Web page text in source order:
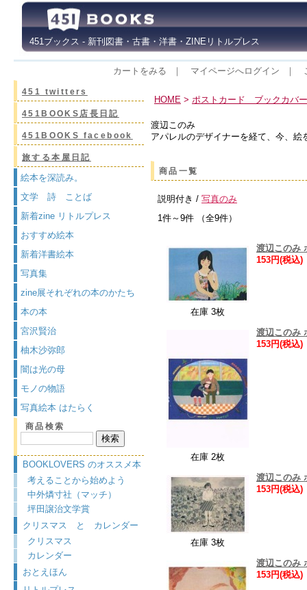
451ブックス - 新刊図書・古書・洋書・ZINEリトルプレス
カートをみる ｜ マイページへログイン ｜
451 twitters
451BOOKS店長日記
451BOOKS facebook
旅する本屋日記
絵本を深読み。
文学 詩 ことば
新着zine リトルプレス
おすすめ絵本
新着洋書絵本
写真集
zine展それぞれの本のかたち
本の本
宮沢賢治
柚木沙弥郎
闇は光の母
モノの物語
写真絵本 はたらく
商品検索
BOOKLOVERS のオススメ本
考えることから始めよう
中外燐寸社（マッチ）
坪田譲治文学賞
クリスマス と カレンダー
クリスマス
カレンダー
おとえほん
HOME > ポストカード ブックカバ
渡辺このみ
アパレルのデザイナーを経て、今、絵
商品一覧
説明付き / 写真のみ
1件～9件 （全9件）
在庫 3枚
渡辺この
153円(税込)
在庫 2枚
渡辺この
153円(税込)
在庫 3枚
渡辺この
153円(税込)
渡辺この
153円(税込)